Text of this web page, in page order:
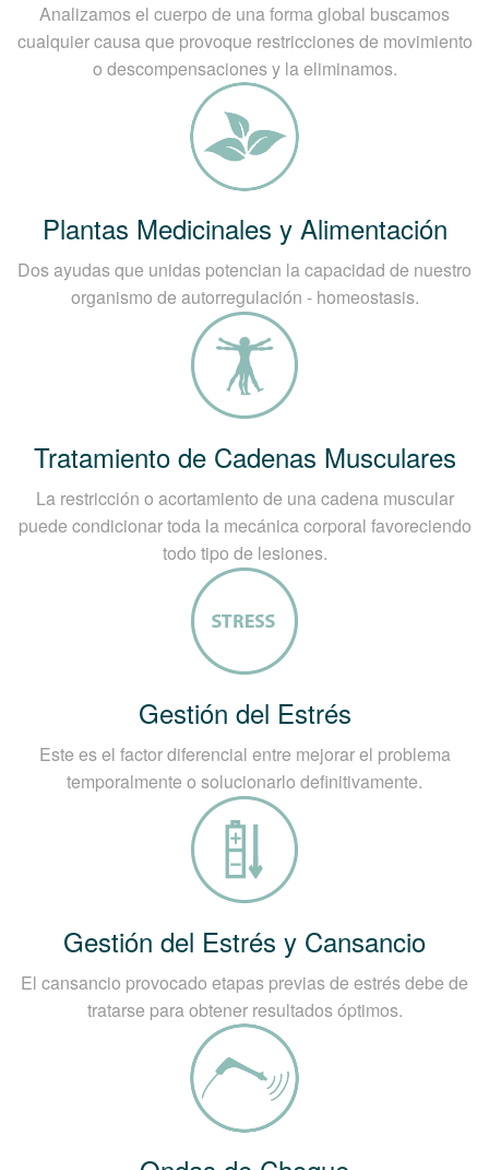
Analizamos el cuerpo de una forma global buscamos
cualquier causa que provoque restricciones de movimiento
o descompensaciones y la eliminamos.
Plantas Medicinales y Alimentación
Dos ayudas que unidas potencian la capacidad de nuestro
organismo de autorregulación - homeostasis.
Tratamiento de Cadenas Musculares
La restricción o acortamiento de una cadena muscular
puede condicionar toda la mecánica corporal favoreciendo
todo tipo de lesiones.
Gestión del Estrés
Este es el factor diferencial entre mejorar el problema
temporalmente o solucionarlo definitivamente.
Gestión del Estrés y Cansancio
El cansancio provocado etapas previas de estrés debe de
tratarse para obtener resultados óptimos.